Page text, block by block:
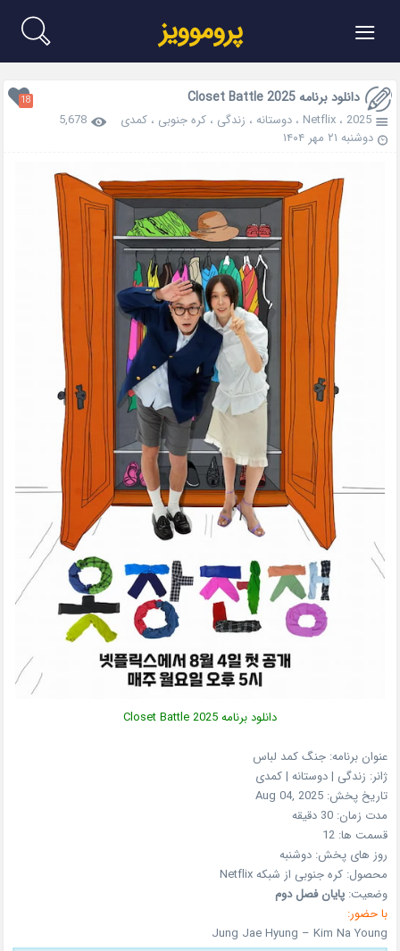
≡ پروموویز
دانلود برنامه Closet Battle 2025 18
2025 ،Netflix ،دوستانه ، زندگی ،کره جنوبی ،کمدی
5,678
دوشنبه ۲۱ مهر ۱۴۰۴
دانلود برنامه Closet Battle 2025
عنوان برنامه: جنگ کمد لباس
ژانر: زندگی | دوستانه | کمدی
تاریخ پخش:Aug 04, 2025
مدت زمان:30 دقیقه
قسمت ها: 12
روز های پخش: دوشنبه
محصول:کره جنوبی از شبکه Netflix
وضعیت: پایان فصل دوم
با حضور:
Jung Jae Hyung – Kim Na Young